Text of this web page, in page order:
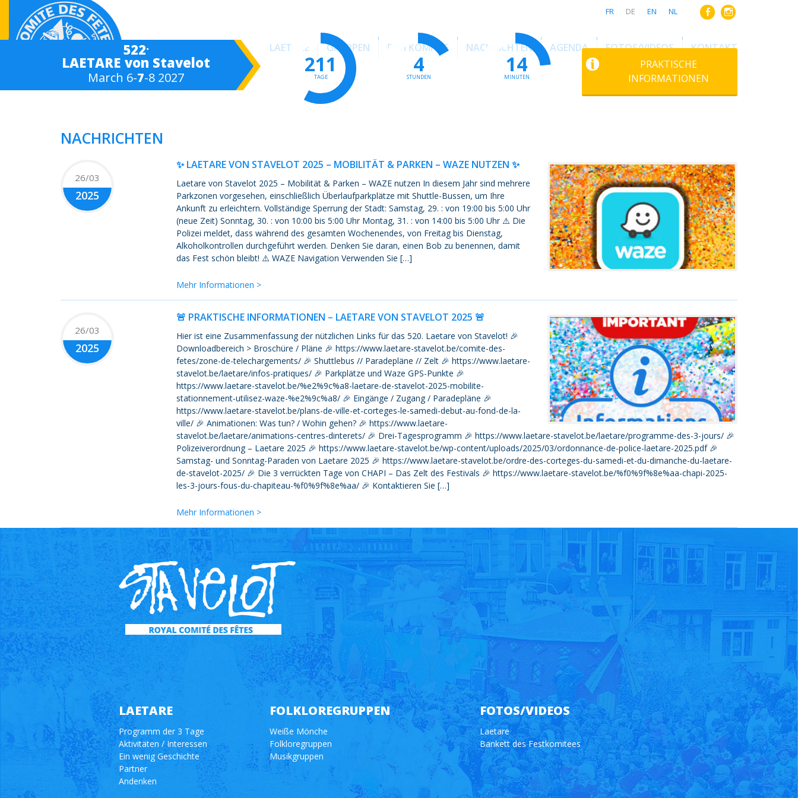
FR DE EN NL
LAETARE GRUPPEN FESTKOMITEE NACHRICHTEN AGENDA FOTOS/VIDEOS KONTAKT
522.
LAETARE von Stavelot
March 6-7-8 2027
211
TAGE
4
STUNDEN
14
MINUTEN
PRAKTISCHE
INFORMATIONEN
NACHRICHTEN
26/03
2025
✨ LAETARE VON STAVELOT 2025 – MOBILITÄT & PARKEN – WAZE NUTZEN ✨
Laetare von Stavelot 2025 – Mobilität & Parken – WAZE nutzen In diesem Jahr sind mehrere
Parkzonen vorgesehen, einschließlich Überlaufparkplätze mit Shuttle-Bussen, um Ihre
Ankunft zu erleichtern. Vollständige Sperrung der Stadt: Samstag, 29. : von 19:00 bis 5:00 Uhr
(neue Zeit) Sonntag, 30. : von 10:00 bis 5:00 Uhr Montag, 31. : von 14:00 bis 5:00 Uhr ⚠️ Die
Polizei meldet, dass während des gesamten Wochenendes, von Freitag bis Dienstag,
Alkoholkontrollen durchgeführt werden. Denken Sie daran, einen Bob zu benennen, damit
das Fest schön bleibt! ⚠️ WAZE Navigation Verwenden Sie […]
Mehr Informationen >
26/03
2025
🚨 PRAKTISCHE INFORMATIONEN – LAETARE VON STAVELOT 2025 🚨
Hier ist eine Zusammenfassung der nützlichen Links für das 520. Laetare von Stavelot! 🎉
Downloadbereich > Broschüre / Pläne 🎉 https://www.laetare-stavelot.be/comite-des-
fetes/zone-de-telechargements/ 🎉 Shuttlebus // Paradepläne // Zelt 🎉 https://www.laetare-
stavelot.be/laetare/infos-pratiques/ 🎉 Parkplätze und Waze GPS-Punkte 🎉
https://www.laetare-stavelot.be/%e2%9c%a8-laetare-de-stavelot-2025-mobilite-
stationnement-utilisez-waze-%e2%9c%a8/ 🎉 Eingänge / Zugang / Paradepläne 🎉
https://www.laetare-stavelot.be/plans-de-ville-et-corteges-le-samedi-debut-au-fond-de-la-
ville/ 🎉 Animationen: Was tun? / Wohin gehen? 🎉 https://www.laetare-
stavelot.be/laetare/animations-centres-dinterets/ 🎉 Drei-Tagesprogramm 🎉 https://www.laetare-stavelot.be/laetare/programme-des-3-jours/ 🎉
Polizeiverordnung – Laetare 2025 🎉 https://www.laetare-stavelot.be/wp-content/uploads/2025/03/ordonnance-de-police-laetare-2025.pdf 🎉
Samstag- und Sonntag-Paraden von Laetare 2025 🎉 https://www.laetare-stavelot.be/ordre-des-corteges-du-samedi-et-du-dimanche-du-laetare-
de-stavelot-2025/ 🎉 Die 3 verrückten Tage von CHAPI – Das Zelt des Festivals 🎉 https://www.laetare-stavelot.be/%f0%9f%8e%aa-chapi-2025-
les-3-jours-fous-du-chapiteau-%f0%9f%8e%aa/ 🎉 Kontaktieren Sie […]
Mehr Informationen >
LAETARE
Programm der 3 Tage
Aktivitäten / Interessen
Ein wenig Geschichte
Partner
Andenken
FOLKLOREGRUPPEN
Weiße Mönche
Folkloregruppen
Musikgruppen
FOTOS/VIDEOS
Laetare
Bankett des Festkomitees